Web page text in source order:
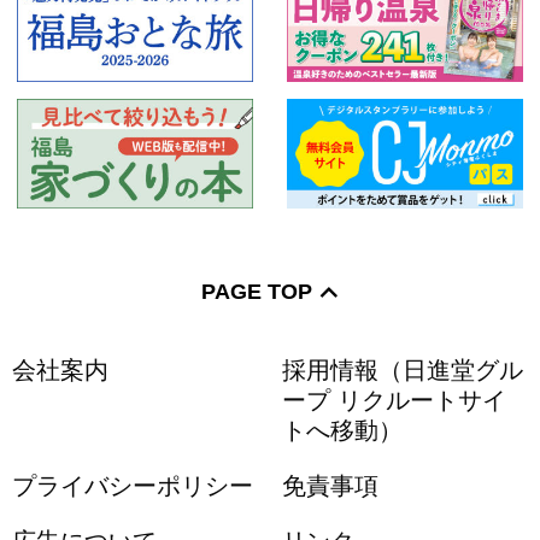
PAGE TOP
会社案内
採用情報（日進堂グル
ープ リクルートサイ
トへ移動）
プライバシーポリシー 免責事項